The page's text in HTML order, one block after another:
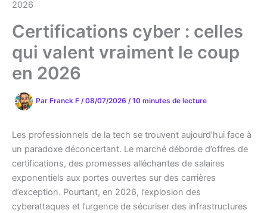
2026
Certifications cyber : celles
qui valent vraiment le coup
en 2026
Par Franck F /08/07/2026 /10 minutes de lecture
Les professionnels de la tech se trouvent aujourd’hui face à
un paradoxe déconcertant. Le marché déborde d’offres de
certifications, des promesses alléchantes de salaires
exponentiels aux portes ouvertes sur des carrières
d’exception. Pourtant, en 2026, l’explosion des
cyberattaques et l’urgence de sécuriser des infrastructures